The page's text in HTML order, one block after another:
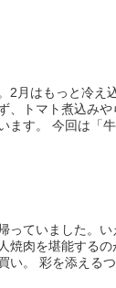
2月はもっと冷え
、トマト煮込み
ます。 今回は「
っていました。
焼肉を堪能する
い。 彩を添える